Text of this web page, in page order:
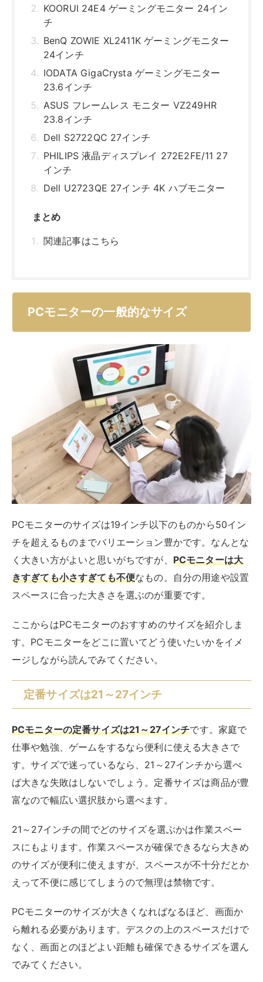
KOORUI 24E4 ゲーミングモニター 24イン
チ
BenQ ZOWIE XL2411K ゲーミングモニター
24インチ
IODATA GigaCrysta ゲーミングモニター
23.6インチ
ASUS フレームレス モニター VZ249HR
23.8インチ
Dell S2722QC 27インチ
PHILIPS 液晶ディスプレイ 272E2FE/11 27
インチ
Dell U2723QE 27インチ 4K ハブモニター
まとめ
関連記事はこちら
PCモニターの一般的なサイズ
PCモニターのサイズは19インチ以下のものから50イン
チを超えるものまでバリエーション豊かです。なんとな
く大きい方がよいと思いがちですが、 PCモニターは大
きすぎても小さすぎても不便なもの。自分の用途や設置
スペースに合った大きさを選ぶのが重要です。
ここからはPCモニターのおすすめのサイズを紹介しま
す。PCモニターをどこに置いてどう使いたいかをイメ
ージしながら読んでみてください。
定番サイズは21～27インチ
PCモニターの定番サイズは21～27インチです。家庭で
仕事や勉強、ゲームをするなら便利に使える大きさで
す。サイズで迷っているなら、21～27インチから選べ
ば大きな失敗はしないでしょう。定番サイズは商品が豊
富なので幅広い選択肢から選べます。
21～27インチの間でどのサイズを選ぶかは作業スペー
スにもよります。作業スペースが確保できるなら大きめ
のサイズが便利に使えますが、スペースが不十分だとか
えって不便に感じてしまうので無理は禁物です。
PCモニターのサイズが大きくなればなるほど、画面か
ら離れる必要があります。デスクの上のスペースだけで
なく、画面とのほどよい距離も確保できるサイズを選ん
でみてください。